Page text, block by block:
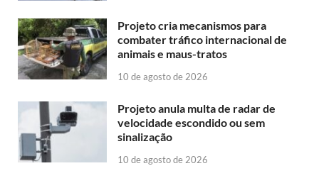
Projeto cria mecanismos para
combater tráfico internacional de
animais e maus-tratos
10 de agosto de 2026
Projeto anula multa de radar de
velocidade escondido ou sem
sinalização
10 de agosto de 2026